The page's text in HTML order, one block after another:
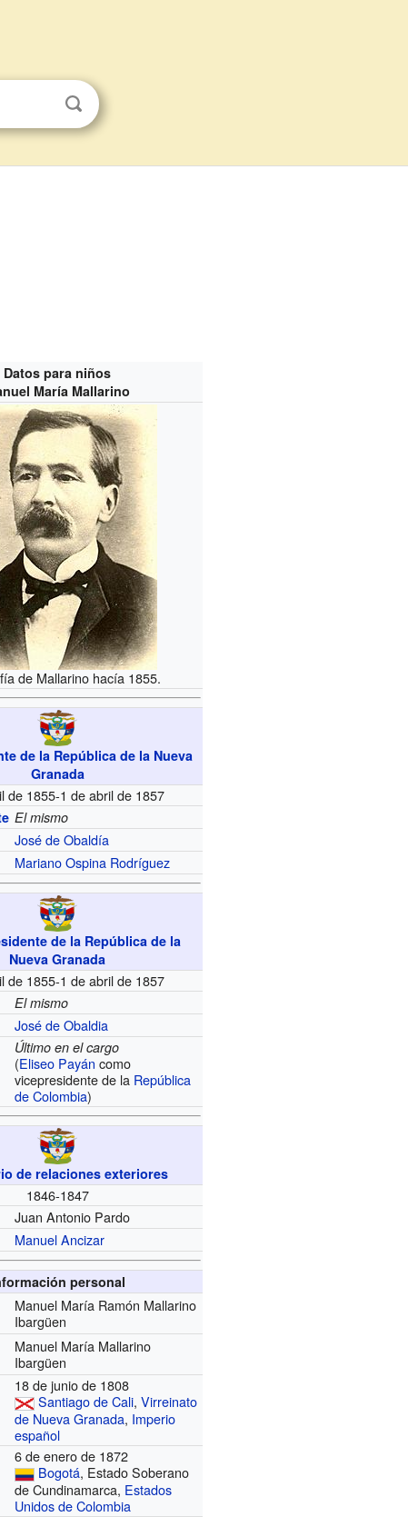
Datos para niños
María Mallarino
de Mallarino hacía 1855.
de la República de la Nueva
Granada
de 1855-1 de abril de 1857
El mismo
José de Obaldía
Mariano Ospina Rodríguez
de la República de la
Nueva Granada
de 1855-1 de abril de 1857
El mismo
José de Obaldia
Último en el cargo
(Eliseo Payán como
vicepresidente de la República
de Colombia)
de relaciones exteriores
1846-1847
Juan Antonio Pardo
Manuel Ancizar
personal
Manuel María Ramón Mallarino
Ibargüen
Manuel María Mallarino
Ibargüen
18 de junio de 1808
Santiago de Cali,Virreinato
de Nueva Granada, Imperio
español
6 de enero de 1872
Bogotá, Estado Soberano
de Cundinamarca, Estados
Unidos de Colombia